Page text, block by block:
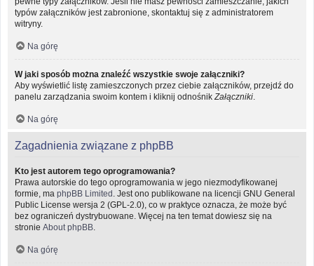
typów załączników jest zabronione, skontaktuj się z administratorem
witryny.
Na górę
W jaki sposób można znaleźć wszystkie swoje załączniki?
Aby wyświetlić listę zamieszczonych przez ciebie załączników, przejdź do
panelu zarządzania swoim kontem i kliknij odnośnik Załączniki
Na górę
Zagadnienia związane z phpBB
Kto jest autorem tego oprogramowania?
Prawa autorskie do tego oprogramowania w jego niezmodyfikowanej
formie, ma phpBB Limited . Jest ono publikowane na licencji GNU General
Public License wersja 2 (GPL-2.0), co w praktyce oznacza, że może być
bez ograniczeń dystrybuowane. Więcej na ten temat dowiesz się na
stronie About phpBB
Na górę